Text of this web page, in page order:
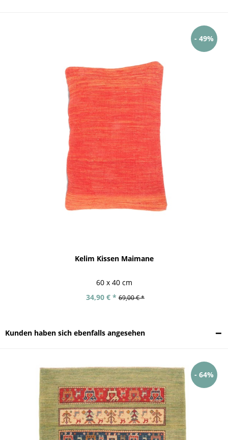
- 49%
Kelim Kissen Maimane
60 x 40 cm
34,90 € * 69,00 € *
Kunden haben sich ebenfalls angesehen
- 64%